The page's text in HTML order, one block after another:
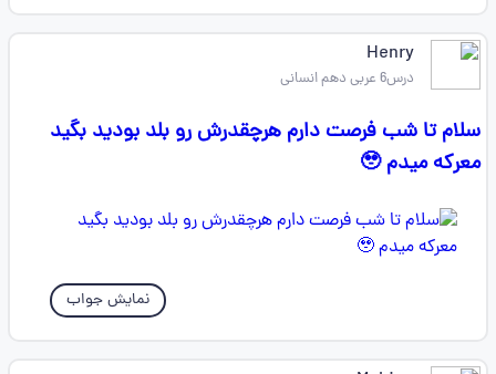
Henry
درس6 عربی دهم انسانی
سلام تا شب فرصت دارم هرچقدرش رو بلد بودید بگید
معرکه میدم 🥹
نمایش جواب